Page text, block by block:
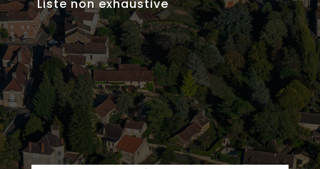
Liste non exhaustive